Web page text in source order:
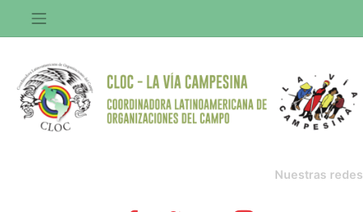
contenido
Nuestras redes